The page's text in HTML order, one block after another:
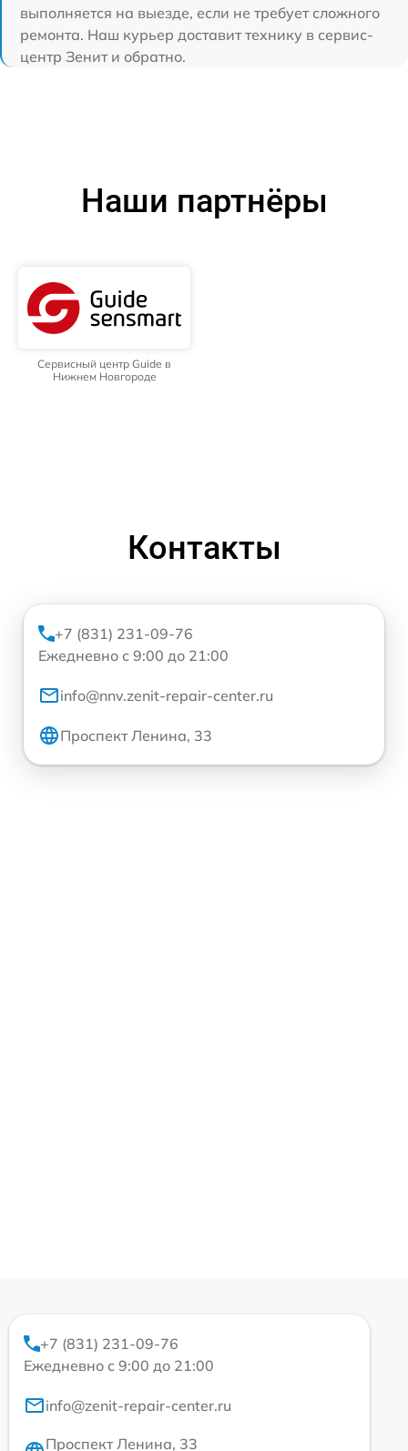
выполняется на выезде, если не требует сложного
ремонта. Наш курьер доставит технику в сервис-
центр Зенит и обратно.
Наши партнёры
Сервисный центр Guide в
Нижнем Новгороде
Контакты
+7 (831) 231-09-76
Ежедневно с 9:00 до 21:00
info@nnv.zenit-repair-center.ru
Проспект Ленина, 33
+7 (831) 231-09-76
Ежедневно с 9:00 до 21:00
info@zenit-repair-center.ru
Проспект Ленина, 33